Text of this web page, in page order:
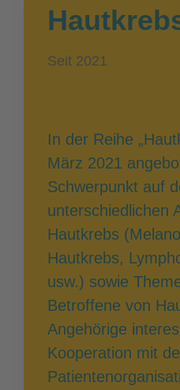
Seit 2021
In der Reihe
März 2021
Schwerpunkt auf
unterschiedlichen
Hautkrebs
Hautkrebs,
usw.) sowie
Betroffene von
Angehörige
Kooperation mit